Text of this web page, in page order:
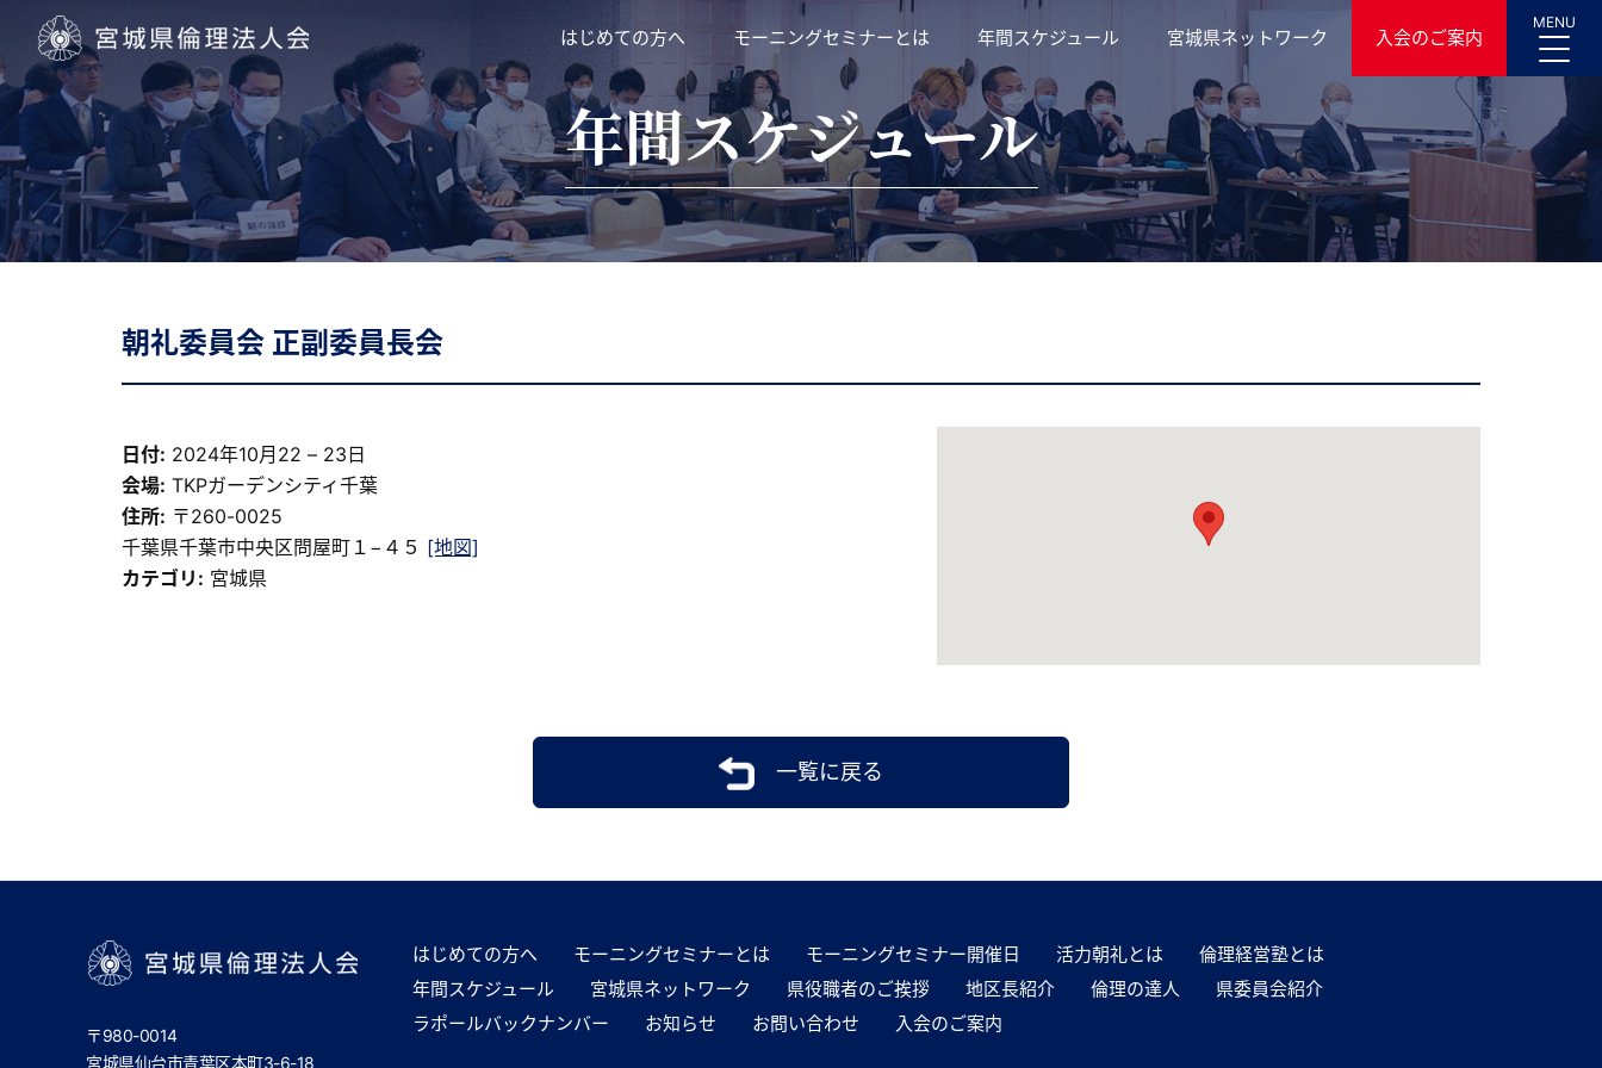
宮城県倫理法人会
はじめての方へ モーニングセミナーとは 年間スケジュール 宮城県ネットワーク 入会のご案内
MENU
年間スケジュール
朝礼委員会 正副委員長会
日付: 2024年10月22 – 23日
会場: TKPガーデンシティ千葉
住所: 〒260-0025
千葉県千葉市中央区問屋町１−４５ [地図]
カテゴリ: 宮城県
一覧に戻る
〒980-0014
宮城県仙台市青葉区本町3-6-18
はじめての方へ モーニングセミナーとは モーニングセミナー開催日 活力朝礼とは
倫理経営塾とは
年間スケジュール
宮城県ネットワーク 県役職者のご挨拶 地区長紹介 倫理の達人
県委員会紹介
ラポールバックナンバー
お知らせ お問い合わせ 入会のご案内